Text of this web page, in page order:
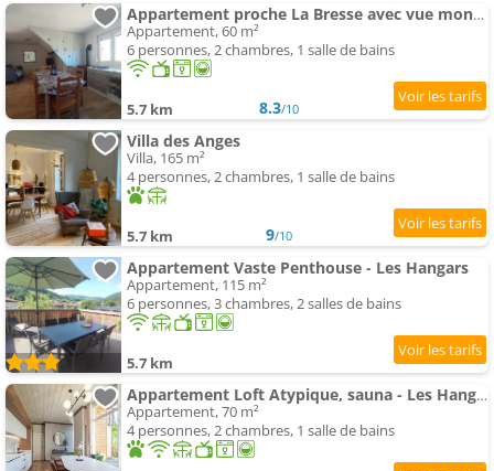
Appartement proche La Bresse avec vue montagne
Appartement, 60 m²
6 personnes, 2 chambres, 1 salle de bains
5.7 km 8.3/10
Villa des Anges
Villa, 165 m²
4 personnes, 2 chambres, 1 salle de bains
5.7 km 9/10
Appartement Vaste Penthouse - Les Hangars
Appartement, 115 m²
6 personnes, 3 chambres, 2 salles de bains
5.7 km
Appartement Loft Atypique, sauna - Les Hangars
Appartement, 70 m²
4 personnes, 2 chambres, 1 salle de bains